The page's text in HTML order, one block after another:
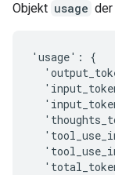
Objekt usage der
'usage': {